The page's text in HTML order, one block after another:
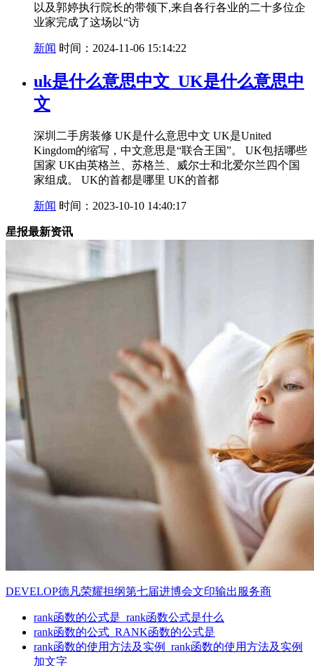
以及郭婷执行院长的带领下,来自各行各业的二十多位企
业家完成了这场以“访
新闻 时间：2024-11-06 15:14:22
uk是什么意思中文_UK是什么意思中
文
深圳二手房装修 UK是什么意思中文 UK是United
Kingdom的缩写，中文意思是“联合王国”。 UK包括哪些
国家 UK由英格兰、苏格兰、威尔士和北爱尔兰四个国
家组成。 UK的首都是哪里 UK的首都
新闻 时间：2023-10-10 14:40:17
星报最新资讯
DEVELOP德凡荣耀担纲第七届进博会文印输出服务商
rank函数的公式是_rank函数公式是什么
rank函数的公式_RANK函数的公式是
rank函数的使用方法及实例_rank函数的使用方法及实例
加文字